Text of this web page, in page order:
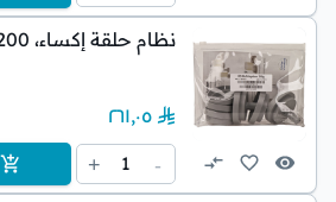
نظام حلقة إكساء، 200 غرام، عبوة/3
٢٦١٫٠٥
-
1
+